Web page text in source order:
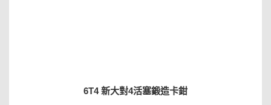
6T4 新大對4活塞鍛造卡鉗